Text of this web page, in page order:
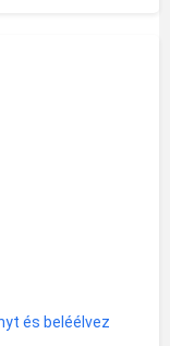
és beléélvez